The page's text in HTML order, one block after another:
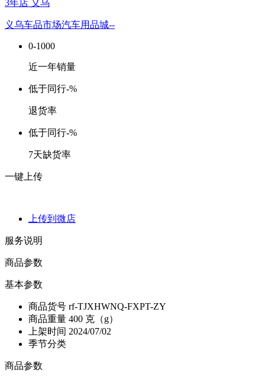
3年店 义乌
义乌车品市场汽车用品城--
0-1000
近一年销量
低于同行-%
退货率
低于同行-%
7天缺货率
一键上传
上传到微店
服务说明
商品参数
基本参数
商品货号 rf-TJXHWNQ-FXPT-ZY
商品重量 400 克（g）
上架时间 2024/07/02
季节分类
商品参数